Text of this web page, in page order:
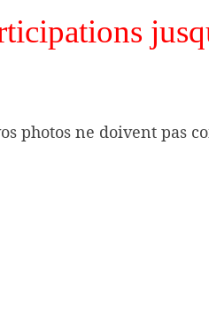
photos ne doivent pas